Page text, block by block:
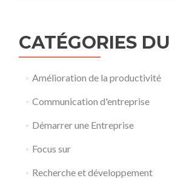
CATÉGORIES
Amélioration de la productivité
Communication d'entreprise
Démarrer une Entreprise
Focus sur
Recherche et développement